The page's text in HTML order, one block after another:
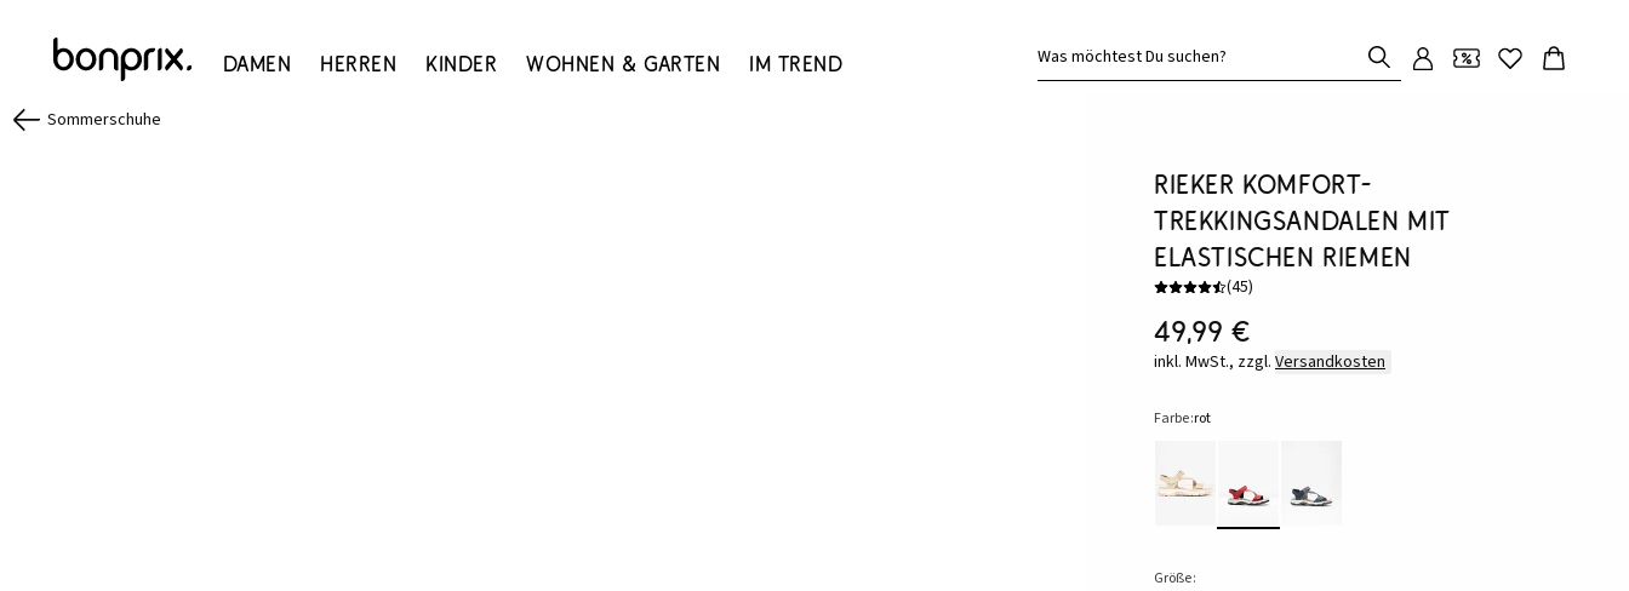
Damen Herren Kinder Wohnen & Garten Im Trend Was möchtest Du suchen?
Sommerschuhe
Rieker Komfort-
Trekkingsandalen mit
elastischen Riemen
(45)
49,99 €
inkl. MwSt., zzgl. Versandkosten
Farbe:rot
Größe: